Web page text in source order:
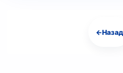
←Назад